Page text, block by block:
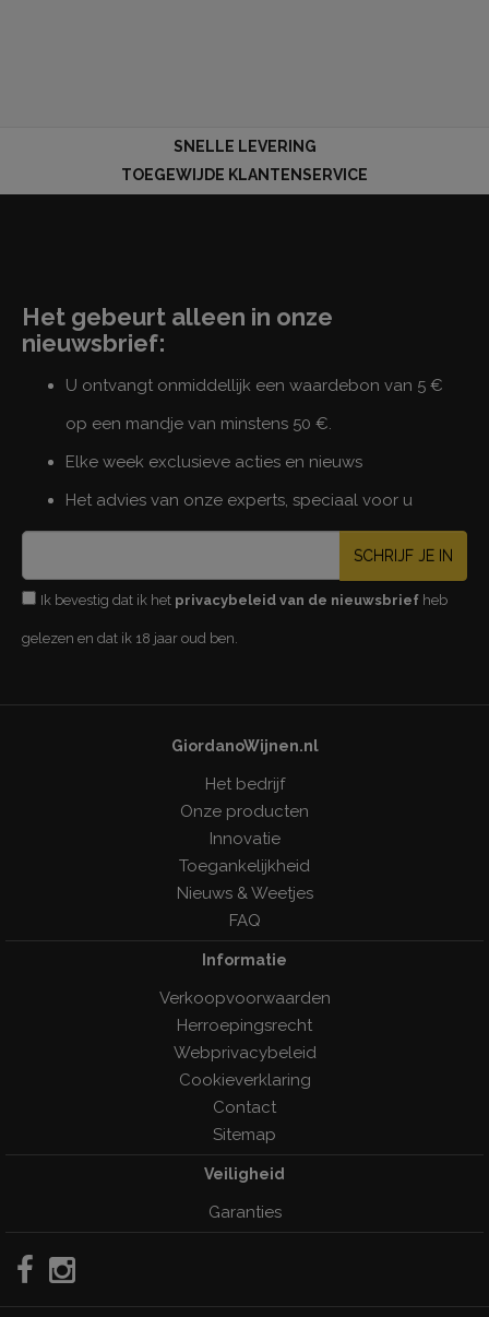
SNELLE LEVERING
TOEGEWIJDE KLANTENSERVICE
Het gebeurt alleen in onze
nieuwsbrief:
U ontvangt onmiddellijk een waardebon van 5 €
op een mandje van minstens 50 €.
Elke week exclusieve acties en nieuws
Het advies van onze experts, speciaal voor u
SCHRIJF JE IN
Ik bevestig dat ik het privacybeleid van de nieuwsbrief heb
gelezen en dat ik 18 jaar oud ben.
GiordanoWijnen.nl
Het bedrijf
Onze producten
Innovatie
Toegankelijkheid
Nieuws & Weetjes
FAQ
Informatie
Verkoopvoorwaarden
Herroepingsrecht
Webprivacybeleid
Cookieverklaring
Contact
Sitemap
Veiligheid
Garanties